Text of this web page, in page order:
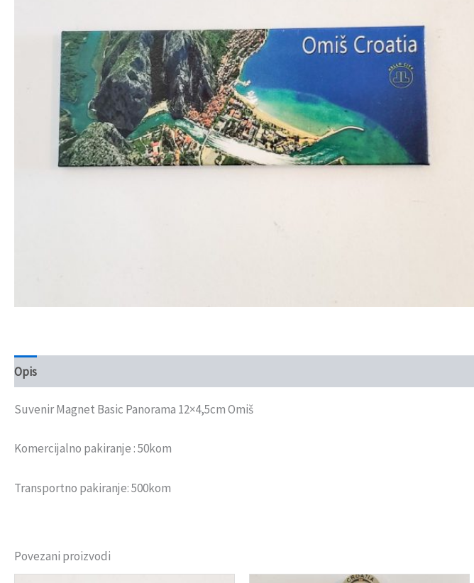
Opis
Suvenir Magnet Basic Panorama 12×4,5cm Omiš
Komercijalno pakiranje : 50kom
Transportno pakiranje: 500kom
Povezani proizvodi